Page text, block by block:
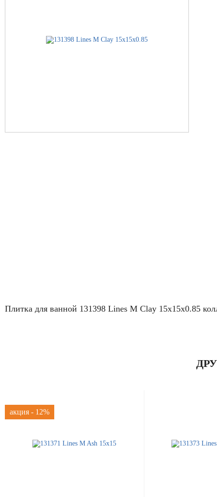
Плитка для ванной 131398 Lines M Clay 15x15x0.85
акция - 12%